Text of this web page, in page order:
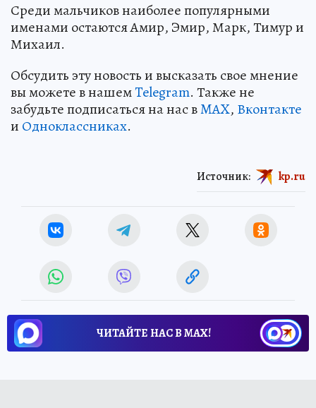
Среди мальчиков наиболее популярными
именами остаются Амир, Эмир, Марк, Тимур и
Михаил.
Обсудить эту новость и высказать свое мнение
вы можете в нашемTelegram. Также не
забудьте подписаться на нас вMAX, Вконтакте
и Одноклассниках.
Источник: kp.ru
ЧИТАЙТЕ НАС В МАХ!